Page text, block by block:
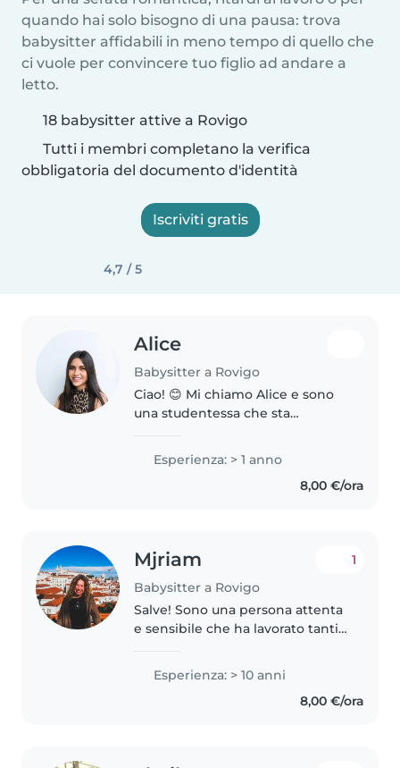
quando hai solo bisogno di una pausa: trova
babysitter affidabili in meno tempo di quello che
ci vuole per convincere tuo figlio ad andare a
letto.
18 babysitter attive a Rovigo
Tutti i membri completano la verifica
obbligatoria del documento d'identità
Iscriviti gratis
4,7 / 5
Alice
Babysitter a Rovigo
Ciao! 😊 Mi chiamo Alice e sono
una studentessa che sta
una persona solare, responsabile
e paziente, e mi piace trascorrere
il tempo con i bambini. Nel..
Esperienza: > 1 anno
8,00 €/ora
Mjriam
Babysitter a Rovigo
1
Salve! Sono una persona attenta
e sensibile che ha lavorato tanti
classe). La mia filosofia di lavoro
con i bambini è accompagnarli..
Esperienza: > 10 anni
8,00 €/ora